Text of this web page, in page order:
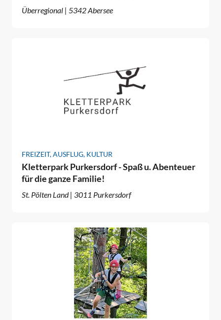
Überregional | 5342 Abersee
FREIZEIT, AUSFLUG, KULTUR
Kletterpark Purkersdorf - Spaß u. Abenteuer
für die ganze Familie!
St. Pölten Land | 3011 Purkersdorf